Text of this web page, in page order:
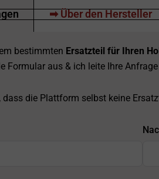
➡ Über den Hersteller
bestimmten Ersatzteil für Ihren
Formular aus & ich leite Ihre
dass die Plattform selbst keine